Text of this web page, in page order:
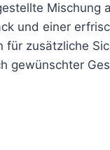
und einer
zusätzliche